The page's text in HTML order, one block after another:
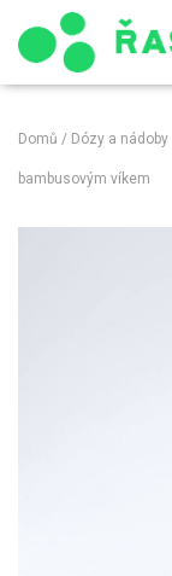
Domů / Dózy a
bambusovým víkem